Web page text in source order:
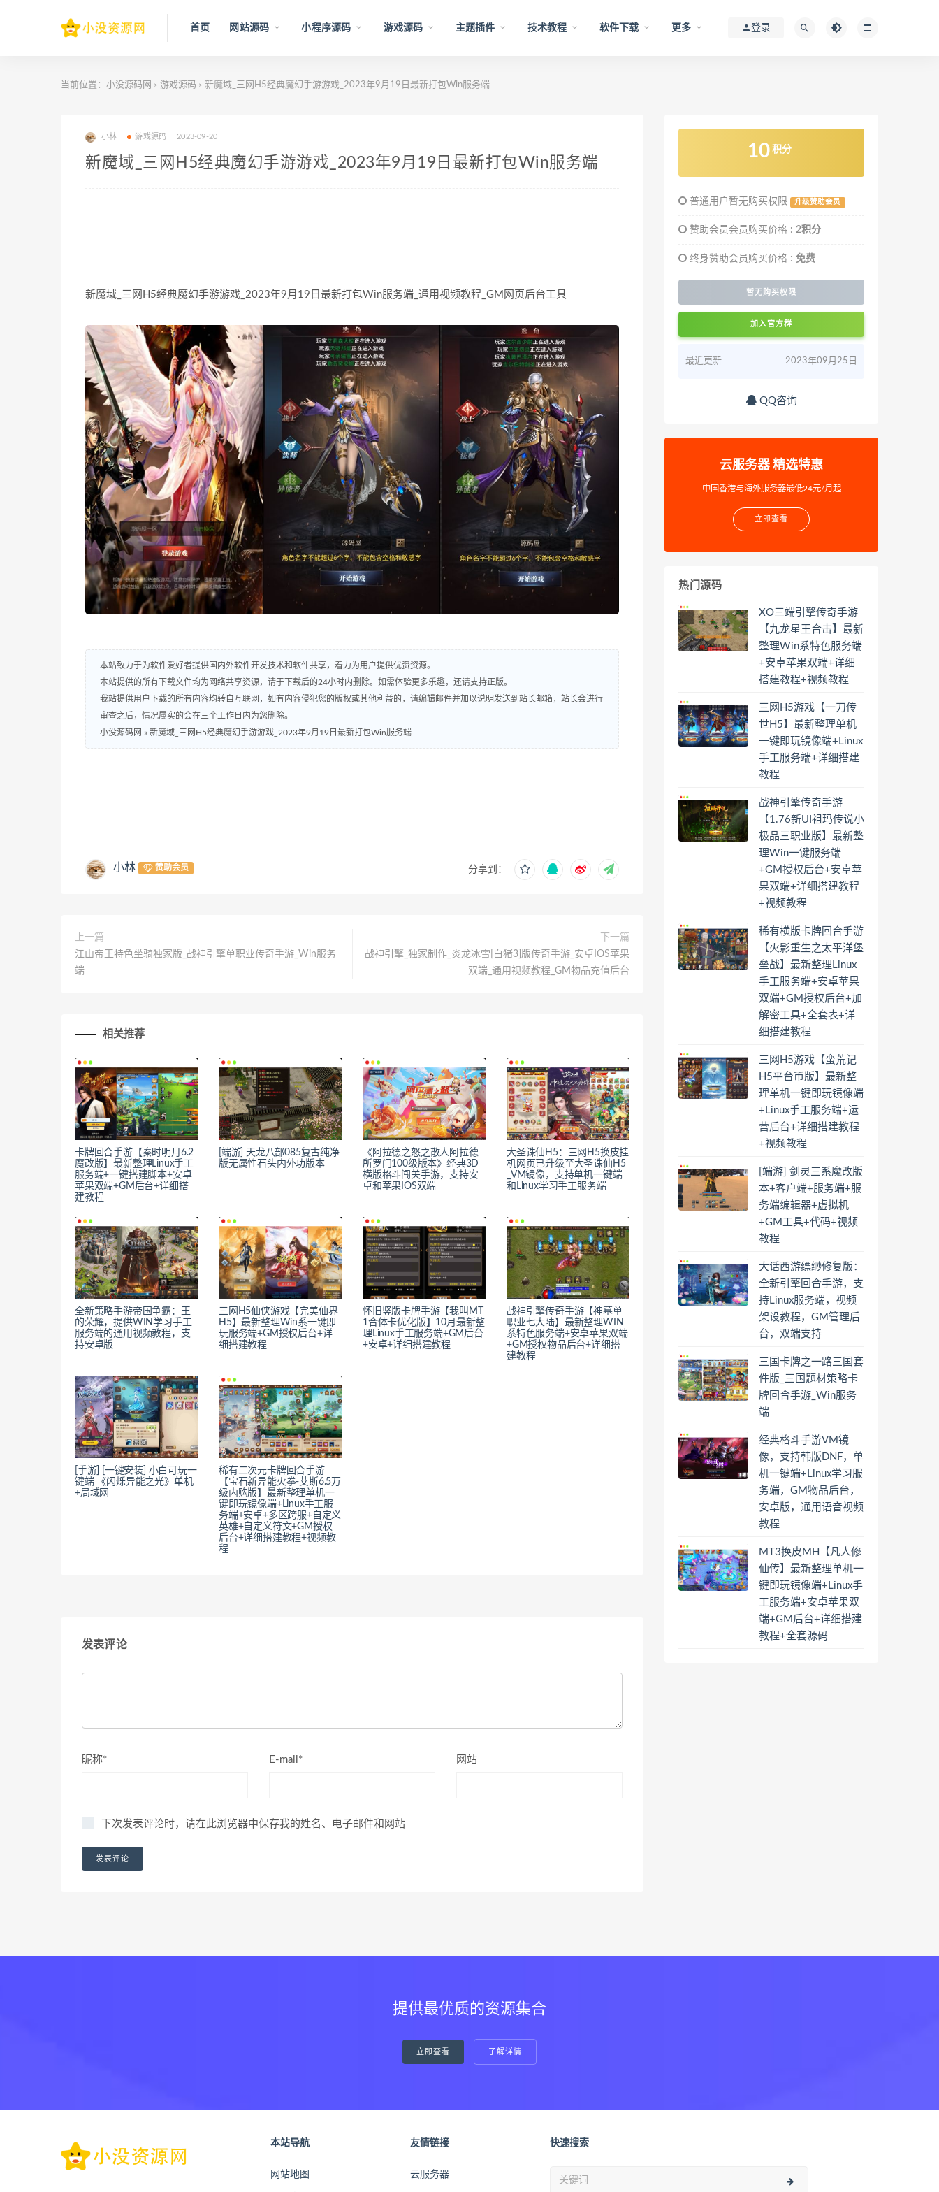
首页 网站源码 小程序源码 游戏源码 主题插件 技术教程 软件下载 更多 登录
当前位置： 小没源码网 > 游戏源码 > 新魔域_三网H5经典魔幻手游游戏_2023年9月19日最新打包Win服务端
小林 游戏源码 2023-09-20
新魔域_三网H5经典魔幻手游游戏_2023年9月19日最新打包Win服务端
新魔域_三网H5经典魔幻手游游戏_2023年9月19日最新打包Win服务端_通用视频教程_GM网页后台工具
本站致力于为软件爱好者提供国内外软件开发技术和软件共享，着力为用户提供优资资源。
本站提供的所有下载文件均为网络共享资源，请于下载后的24小时内删除。如需体验更多乐趣，还请支持正版。
我站提供用户下载的所有内容均转自互联网，如有内容侵犯您的版权或其他利益的，请编辑邮件并加以说明发送到站长邮箱，站长会进行
审查之后，情况属实的会在三个工作日内为您删除。
小没源码网 » 新魔域_三网H5经典魔幻手游游戏_2023年9月19日最新打包Win服务端
小林 赞助会员 分享到：
上一篇
江山帝王特色坐骑独家版_战神引擎单职业传奇手游_Win服务
端
下一篇
战神引擎_独家制作_炎龙冰雪[白猪3]版传奇手游_安卓IOS苹果
双端_通用视频教程_GM物品充值后台
相关推荐
卡牌回合手游【秦时明月6.2
魔改版】最新整理Linux手工
服务端+一键搭建脚本+安卓
苹果双端+GM后台+详细搭
建教程
[端游] 天龙八部085复古纯净
版无属性石头内外功版本
《阿拉德之怒之散人阿拉德
所罗门100级版本》经典3D
横版格斗闯关手游，支持安
卓和苹果IOS双端
大圣诛仙H5：三网H5换皮挂
机网页已升级至大圣诛仙H5
_VM镜像，支持单机一键端
和Linux学习手工服务端
全新策略手游帝国争霸：王
的荣耀，提供WIN学习手工
服务端的通用视频教程，支
持安卓版
三网H5仙侠游戏【完美仙界
H5】最新整理Win系一键即
玩服务端+GM授权后台+详
细搭建教程
怀旧竖版卡牌手游【我叫MT
1合体卡优化版】10月最新整
理Linux手工服务端+GM后台
+安卓+详细搭建教程
战神引擎传奇手游【神墓单
职业七大陆】最新整理WIN
系特色服务端+安卓苹果双端
+GM授权物品后台+详细搭
建教程
[手游] [一键安装] 小白可玩一
键端 《闪烁异能之光》单机
+局域网
稀有二次元卡牌回合手游
【宝石新异能火拳-艾斯6.5万
级内购版】最新整理单机一
键即玩镜像端+Linux手工服
务端+安卓+多区跨服+自定义
英雄+自定义符文+GM授权
后台+详细搭建教程+视频教
程
发表评论
昵称* E-mail* 网站
下次发表评论时，请在此浏览器中保存我的姓名、电子邮件和网站
10 积分
普通用户暂无购买权限 升级赞助会员
赞助会员会员购买价格 : 2积分
终身赞助会员购买价格 : 免费
暂无购买权限
加入官方群
最近更新 2023年09月25日
QQ咨询
云服务器 精选特惠
中国香港与海外服务器最低24元/月起
立即查看
热门源码
XO三端引擎传奇手游
【九龙星王合击】最新
整理Win系特色服务端
+安卓苹果双端+详细
搭建教程+视频教程
三网H5游戏【一刀传
世H5】最新整理单机
一键即玩镜像端+Linux
手工服务端+详细搭建
教程
战神引擎传奇手游
【1.76新UI祖玛传说小
极品三职业版】最新整
理Win一键服务端
+GM授权后台+安卓苹
果双端+详细搭建教程
+视频教程
稀有横版卡牌回合手游
【火影重生之太平洋堡
垒战】最新整理Linux
手工服务端+安卓苹果
双端+GM授权后台+加
解密工具+全套表+详
细搭建教程
三网H5游戏【蛮荒记
H5平台币版】最新整
理单机一键即玩镜像端
+Linux手工服务端+运
营后台+详细搭建教程
+视频教程
[端游] 剑灵三系魔改版
本+客户端+服务端+服
务端编辑器+虚拟机
+GM工具+代码+视频
教程
大话西游缥缈修复版：
全新引擎回合手游，支
持Linux服务端，视频
架设教程，GM管理后
台，双端支持
三国卡牌之一路三国套
件版_三国题材策略卡
牌回合手游_Win服务
端
经典格斗手游VM镜
像，支持韩版DNF，单
机一键端+Linux学习服
务端，GM物品后台，
安卓版，通用语音视频
教程
MT3换皮MH【凡人修
仙传】最新整理单机一
键即玩镜像端+Linux手
工服务端+安卓苹果双
端+GM后台+详细搭建
教程+全套源码
提供最优质的资源集合
立即查看 了解详情
本站导航
网站地图
友情链接
云服务器
快速搜索